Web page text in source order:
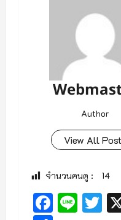
Author
View All
จำนวนคนดู : 14
Line